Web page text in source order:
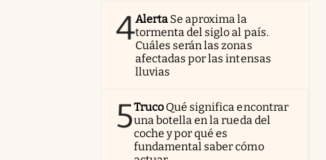
4Alerta Se aproxima la
tormenta del siglo al país.
Cuáles serán las zonas
afectadas por las intensas
lluvias
5Truco Qué significa encontrar
una botella en la rueda del
coche y por qué es
fundamental saber cómo